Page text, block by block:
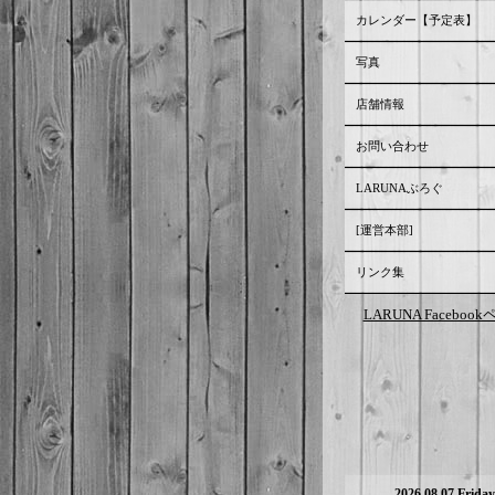
カレンダー【予定表】
写真
店舗情報
お問い合わせ
LARUNAぶろぐ
[運営本部]
リンク集
LARUNA Facebook